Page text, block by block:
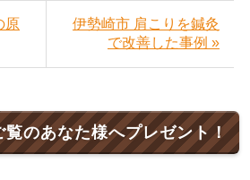
原
伊勢崎市 肩こりを鍼灸
で改善した事例 »
覧のあなた様へプレゼント！